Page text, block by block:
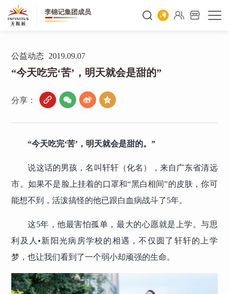
李锦记集团成员
公益动态 /2019.09.07
“今天吃完‘苦’，明天就会是甜的”
分享：
“今天吃完‘苦’，明天就会是甜的。”
说这话的男孩，名叫轩轩（化名），来自广东省清远
市。如果不是脸上挂着的口罩和“黑白相间”的皮肤，你可
能想不到，活泼搞怪的他已跟白血病战斗了5年。
这5年，他最害怕孤单，最大的心愿就是上学。与思
利及人•新阳光病房学校的相遇，不仅圆了轩轩的上学
梦，也让我们看到了一个弱小却顽强的生命。